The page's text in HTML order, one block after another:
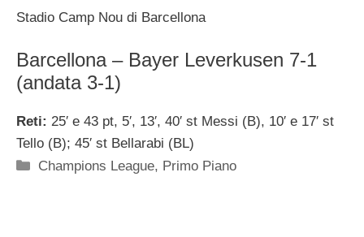
Stadio Camp Nou di Barcellona
Barcellona – Bayer Leverkusen 7-1
(andata 3-1)
Reti: 25′ e 43 pt, 5′, 13′, 40′ st Messi (B), 10′ e 17′ st
Tello (B); 45′ st Bellarabi (BL)
Categorie
Champions League, Primo Piano